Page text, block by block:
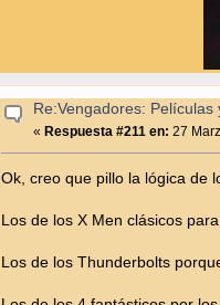
Re:Vengadores:
« Respuesta #211 en: 27
Ok, creo que pillo la lógica de
Los de los X Men clásicos
Los de los Thunderbolts